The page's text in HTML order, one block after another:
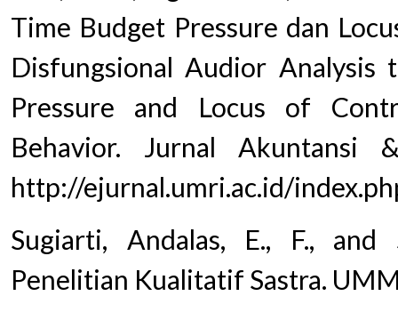
Time Budget Pressure dan
Disfungsional Audior
Pressure and Locus of
Behavior. Jurnal Akuntansi
http://ejurnal.umri.ac.id/
Sugiarti, Andalas, E., F.,
Penelitian Kualitatif Sastra. UMM